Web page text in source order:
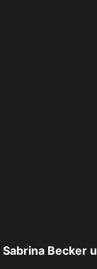
Sabrina Becker